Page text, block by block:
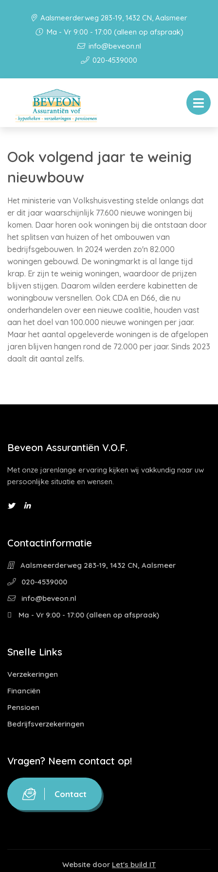
Aalsmeerderweg 283-19, 1432 CN, Aalsmeer
Ma - Vr 9:00 - 17:00 (alleen op afspraak)
info@beveon.nl
020-4539000
Ook volgend jaar te weinig
nieuwbouw
Het ministerie van Volkshuisvesting stelde onlangs dat
er dit jaar waarschijnlijk 77.600 nieuwe woningen bij
komen. Daar horen ook woningen bij die ontstaan door
het splitsen van huizen of het ombouwen van
bedrijfsgebouwen. In 2024 werden zo'n 82.000
woningen gebouwd. De woningmarkt is al lange tijd
krap. Er zijn te weinig woningen, waardoor de prijzen
blijven stijgen. Daarom wilden eerdere kabinetten de
woningbouw versnellen. Ook CDA en D66, die nu
onderhandelen over een nieuwe coalitie, houden vast
aan het doel van 100.000 nieuwe woningen per jaar.
Maar het aantal opgeleverde woningen is de afgelopen
jaren blijven hangen rond de 72.000 per jaar. Sinds 2023
daalt dit aantal zelfs.
Beveon Assurantiën V.O.F.
Met onze jarenlange ervaring kijken wij vakkundig naar uw
persoonlijke situatie en wensen.
Contactinformatie
Aalsmeerderweg 283-19, 1432 CN, Aalsmeer
020-4539000
info@beveon.nl
Ma - Vr 9:00 - 17:00 (alleen op afspraak)
Snelle Links
Verzekeringen
Financiën
Pensioen
Bedrijfsverzekeringen
Vragen? Neem contact op!
Contact
Website door Let's build IT